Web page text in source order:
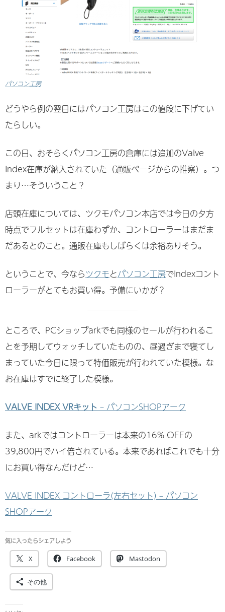
パソコン工房
どうやら例の翌日にはパソコン工房はこの値段に下げてい
たらしい。
この日、おそらくパソコン工房の倉庫には追加のValve
Index在庫が納入されていた（通販ページからの推察）。つ
まり…そういうこと？
店頭在庫については、ツクモパソコン本店では今日の夕方
時点でフルセットは在庫わずか、コントローラーはまだま
だあるとのこと。通販在庫もしばらくは余裕ありそう。
ということで、今ならツクモとパソコン工房でIndexコント
ローラーがとてもお買い得。予備にいかが？
ところで、PCショップarkでも同様のセールが行われるこ
とを予期してウォッチしていたものの、昼過ぎまで寝てし
まっていた今日に限って特価販売が行われていた模様。な
お在庫はすでに終了した模様。
VALVE INDEX VRキット – パソコンSHOPアーク
また、arkではコントローラーは本来の16% OFFの
39,800円でハイ倍されている。本来であればこれでも十分
にお買い得なんだけど…
VALVE INDEX コントローラ(左右セット) – パソコン
SHOPアーク
気に入ったらシェアしよう
X Facebook Mastodon
その他